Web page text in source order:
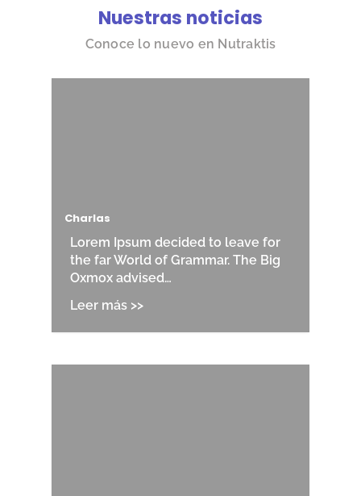
Nuestras noticias
Conoce lo nuevo en Nutraktis
Charlas
Lorem Ipsum decided to leave for
the far World of Grammar. The Big
Oxmox advised…